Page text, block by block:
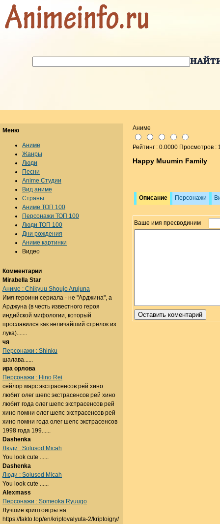
Аниме
Рейтинг : 0.0000 Просмотров :
Happy Muumin Family
Описание Персонажи
Ваше имя пресводиним
Меню
Аниме
Жанры
Люди
Песни
Anime Студии
Вид аниме
Страны
Аниме ТОП 100
Персонажи ТОП 100
Люди ТОП 100
Дни рождения
Аниме картинки
Видео
Комментарии
Mirabella Star
Аниме : Chikyuu Shoujo Arujuna
Имя героини сериала - не "Арджина", а
Арджуна (в честь известного героя
индийской мифологии, который
прославился как величайший стрелок из
лука).......
чя
Персонажи : Shinku
шалава......
ира орлова
Персонажи : Hino Rei
сейлор марс экстрасенсов рей хино
любит олег шепс экстрасенсов рей хино
любит года олег шепс экстрасенсов рей
хино помни олег шепс экстрасенсов рей
хино помни года олег шепс экстрасенсов
1998 года 199......
Dashenka
Люди : Solusod Micah
You look cute ......
Dashenka
Люди : Solusod Micah
You look cute ......
Alexmass
Персонажи : Someoka Ryuugo
Лучшие криптоигры на
https://fakto.top/en/kriptovalyuta-2/kriptoigry/